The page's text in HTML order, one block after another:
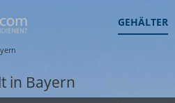
GEHÄLTER
in Bayern